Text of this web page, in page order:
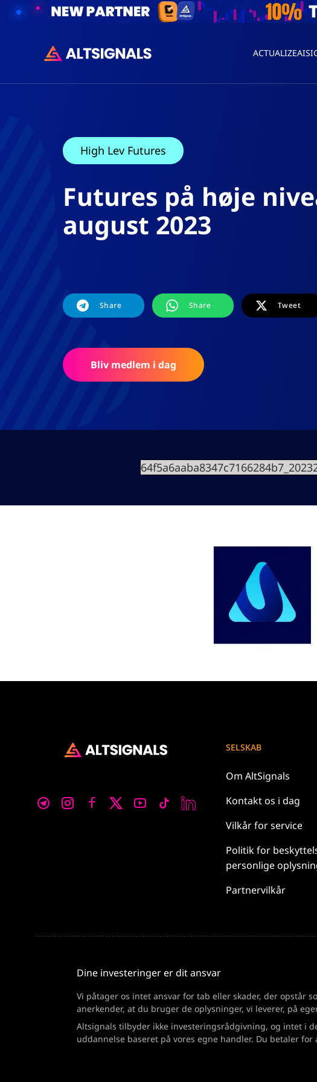
ACTUALIZEAI
High Lev Futures
Futures på høje
august 2023
Share Share Tweet
Bliv medlem i dag
SELSKAB
Om AltSignals
Kontakt os i dag
Vilkår forservice
Politikfor
personlige
Partnervilkår
Dine investeringer er dit ansvar
Vi påtager os intet ansvar for tab eller skader, der opstår
anerkender, at du bruger de oplysninger, vi leverer, på
Altsignals tilbyder ikke investeringsrådgivning, og intet i
uddannelse baseret på vores egne handler. Du betaler